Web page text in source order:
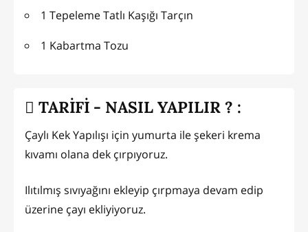
1 Tepeleme Tatlı Kaşığı Tarçın
1 Kabartma Tozu
TARİFİ - NASIL YAPILIR ? :
Çaylı Kek Yapılışı için yumurta ile şekeri krema
kıvamı olana dek çırpıyoruz.
Ilıtılmış sıvıyağını ekleyip çırpmaya devam edip
üzerine çayı ekliyiyoruz.